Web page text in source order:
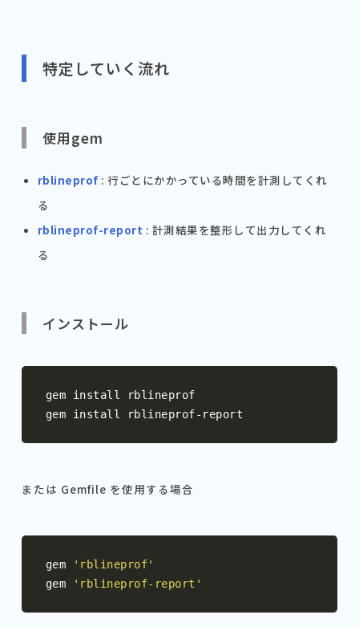
特定していく流れ
使用gem
rblineprof : 行ごとにかかっている時間を計測してくれ
る
rblineprof-report : 計測結果を整形して出力してくれ
る
インストール
gem install rblineprof
gem install rblineprof- report
または Gemfile を使用する場合
gem
'rblineprof'
gem
'rblineprof-report'